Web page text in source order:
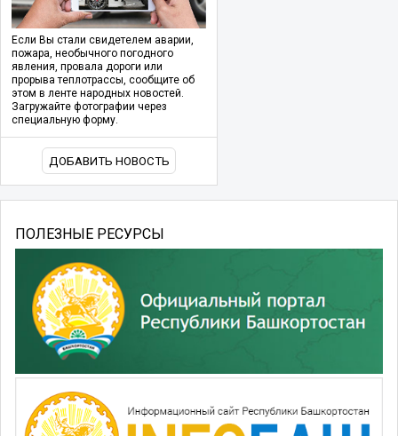
Если Вы стали свидетелем аварии,
пожара, необычного погодного
явления, провала дороги или
прорыва теплотрассы, сообщите об
этом в ленте народных новостей.
Загружайте фотографии через
специальную форму.
ДОБАВИТЬ НОВОСТЬ
ПОЛЕЗНЫЕ РЕСУРСЫ